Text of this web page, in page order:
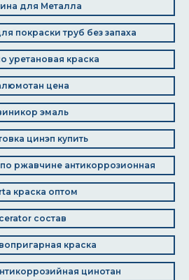
для Металла
покраски труб без запаха
уретановая краска
цена
эмаль
цинэп купить
ржавчине антикоррозионная
краска оптом
cerator состав
краска
цинотан